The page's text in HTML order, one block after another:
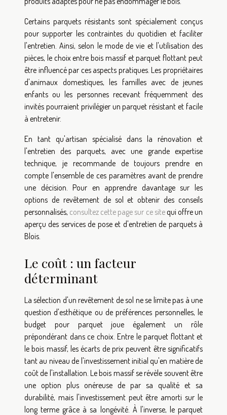
Certains parquets résistants sont spécialement conçus
pour supporter les contraintes du quotidien et faciliter
l'entretien. Ainsi, selon le mode de vie et l'utilisation des
pièces, le choix entre bois massif et parquet flottant peut
être influencé par ces aspects pratiques. Les propriétaires
d'animaux domestiques, les familles avec de jeunes
enfants ou les personnes recevant fréquemment des
invités pourraient privilégier un parquet résistant et facile
à entretenir.
En tant qu'artisan spécialisé dans la rénovation et
l'entretien des parquets, avec une grande expertise
technique, je recommande de toujours prendre en
compte l'ensemble de ces paramètres avant de prendre
une décision. Pour en apprendre davantage sur les
options de revêtement de sol et obtenir des conseils
personnalisés, consultez cette page sur ce sitequi offre un
aperçu des services de pose et d'entretien de parquets à
Blois.
Le coût : un facteur
déterminant
La sélection d'un revêtement de sol ne se limite pas à une
question d'esthétique ou de préférences personnelles, le
budget pour parquet joue également un rôle
prépondérant dans ce choix. Entre le parquet flottant et
le bois massif, les écarts de prix peuvent être significatifs
tant au niveau de l'investissement initial qu'en matière de
coût de l'installation. Le bois massif se révèle souvent être
une option plus onéreuse de par sa qualité et sa
durabilité, mais l'investissement peut être amorti sur le
long terme grâce à sa longévité. À l'inverse, le parquet